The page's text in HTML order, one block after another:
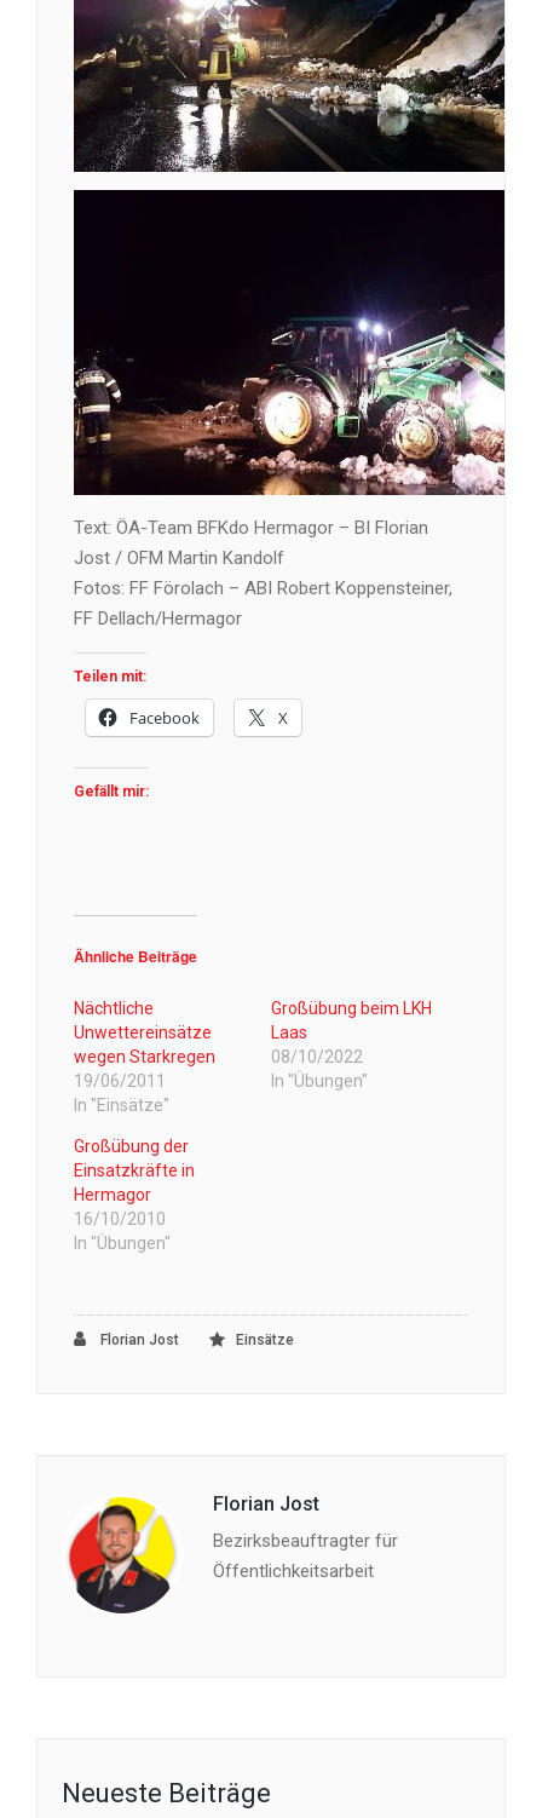
Text: ÖA-Team BFKdo Hermagor – BI Florian
Jost / OFM Martin Kandolf
Fotos: FF Förolach – ABI Robert Koppensteiner,
FF Dellach/Hermagor
Teilen mit:
Facebook X
Gefällt mir:
Ähnliche Beiträge
Nächtliche
Unwettereinsätze
wegen Starkregen
19/06/2011
In "Einsätze"
Großübung beim LKH
Laas
08/10/2022
In "Übungen"
Großübung der
Einsatzkräfte in
Hermagor
16/10/2010
In "Übungen"
Florian Jost Einsätze
Florian Jost
Bezirksbeauftragter für
Öffentlichkeitsarbeit
Neueste Beiträge